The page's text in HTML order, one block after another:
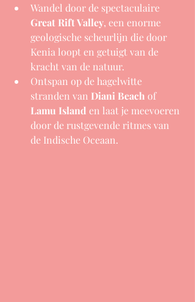
Wandel door de spectaculaire
Great Rift Valley, een enorme
geologische scheurlijn die door
Kenia loopt en getuigt van de
kracht van de natuur.
Ontspan op de hagelwitte
stranden van Diani Beach of
Lamu Island en laat je meevoeren
door de rustgevende ritmes van
de Indische Oceaan.